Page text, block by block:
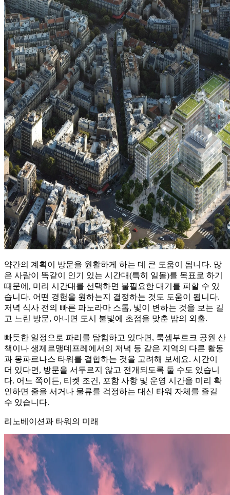
약간의 계획이 방문을 원활하게 하는 데 큰 도움이 됩니다. 많
은 사람이 똑같이 인기 있는 시간대(특히 일몰)를 목표로 하기
때문에, 미리 시간대를 선택하면 불필요한 대기를 피할 수 있
습니다. 어떤 경험을 원하는지 결정하는 것도 도움이 됩니다.
저녁 식사 전의 빠른 파노라마 스톱, 빛이 변하는 것을 보는 길
고 느린 방문, 아니면 도시 불빛에 초점을 맞춘 밤의 외출.
빠듯한 일정으로 파리를 탐험하고 있다면, 룩셈부르크 공원 산
책이나 생제르맹데프레에서의 저녁 등 같은 지역의 다른 활동
과 몽파르나스 타워를 결합하는 것을 고려해 보세요. 시간이
더 있다면, 방문을 서두르지 않고 전개되도록 둘 수도 있습니
다. 어느 쪽이든, 티켓 조건, 포함 사항 및 운영 시간을 미리 확
인하면 줄을 서거나 물류를 걱정하는 대신 타워 자체를 즐길
수 있습니다.
리노베이션과 타워의 미래